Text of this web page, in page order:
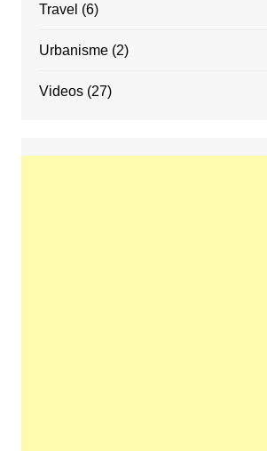
Travel (6)
Urbanisme(2)
Videos(27)